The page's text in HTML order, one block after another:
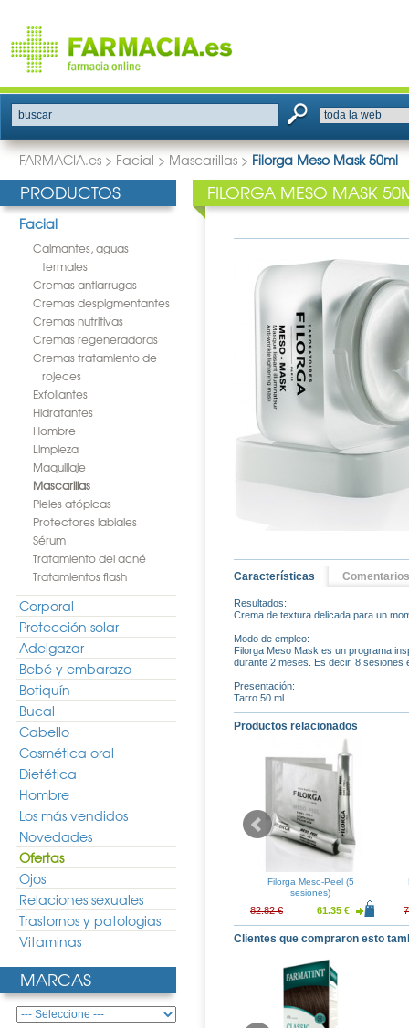
buscar
FARMACIA.es > Facial > Mascarillas > Filorga Meso Mask 50ml
PRODUCTOS
Facial
Calmantes, aguas
termales
Cremas antiarrugas
Cremas despigmentantes
Cremas nutritivas
Cremas regeneradoras
Cremas tratamiento de
rojeces
Exfoliantes
Hidratantes
Hombre
Limpieza
Maquillaje
Mascarillas
Pieles atópicas
Protectores labiales
Sérum
Tratamiento del acné
Tratamientos flash
Corporal
Protección solar
Adelgazar
Bebé y embarazo
Botiquín
Bucal
Cabello
Cosmética oral
Dietética
Hombre
Los más vendidos
Novedades
Ofertas
Ojos
Relaciones sexuales
Trastornos y patologias
Vitaminas
MARCAS
FILORGA MESO MASK
Características Comentarios
Resultados:
Crema de textura delicada para un
Modo de empleo:
Filorga Meso Mask es un programa
durante 2 meses. Es decir, 8 sesiones
Presentación:
Tarro 50 ml
Productos relacionados
MASK
12.80 € 18.74 € 13.88 €
Filorga Meso-Peel (5
sesiones)
82.82 € 61.35 €
Clientes que compraron esto